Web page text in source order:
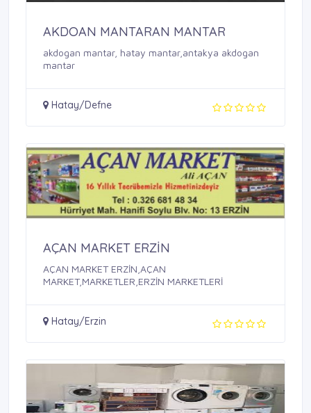
AKDOAN MANTARAN MANTAR
akdogan mantar, hatay mantar,antakya akdogan
mantar
Hatay/Defne
AÇAN MARKET ERZİN
AÇAN MARKET ERZİN,AÇAN
MARKET,MARKETLER,ERZİN MARKETLERİ
Hatay/Erzin